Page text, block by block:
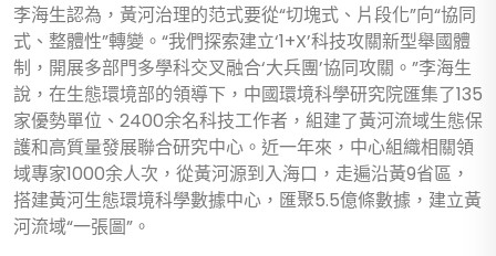
李海生認為，黃河治理的范式要從“切塊式、片段化”向“協同
式、整體性”轉變。“我們探索建立‘1+X’科技攻關新型舉國體
制，開展多部門多學科交叉融合‘大兵團’協同攻關。”李海生
說，在生態環境部的領導下，中國環境科學研究院匯集了135
家優勢單位、2400余名科技工作者，組建了黃河流域生態保
護和高質量發展聯合研究中心。近一年來，中心組織相關領
域專家1000余人次，從黃河源到入海口，走遍沿黃9省區，
搭建黃河生態環境科學數據中心，匯聚5.5億條數據，建立黃
河流域“一張圖”。